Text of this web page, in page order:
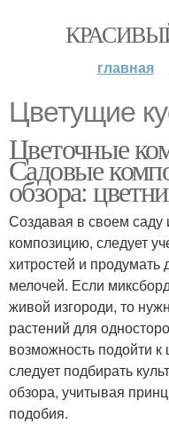
главная
Цветущие
Цветочные
Садовые
обзора:
Создавая в своем саду
композицию, следует
хитростей и продумать
мелочей. Если
живой изгороди, то
растений для
возможность подойти к
следует подбирать
обзора, учитывая
подобия.